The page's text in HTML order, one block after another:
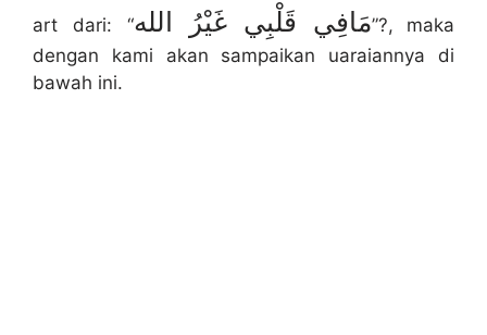
art dari: “مَافِي قَلْبِي غَيْرُ الله”?, maka
dengan kami akan sampaikan uaraiannya di
bawah ini.